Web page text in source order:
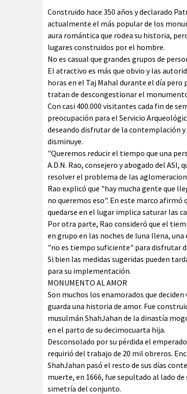
Construido hace 350 años y declarado
actualmente el más popular de los
aura romántica que rodea su historia,
lugares construidos por el hombre.
No es casual que grandes grupos de
El atractivo es más que obvio y las
horas en el Taj Mahal durante el día
tratan de descongestionar el
Con casi 400.000 visitantes cada fin de
preocupación para el Servicio
deseando disfrutar de la contemplación
disminuye.
"Queremos reducir el tiempo que una
A.D.N. Rao, consejero y abogado del
resolver el problema de las
Rao explicó que "hay mucha gente que
no queremos eso". En este marco
quedarse en el lugar implica saturar las
Por otra parte, Rao consideró que el
en grupo en las noches de luna llena,
"no es tiempo suficiente" para disfrutar
Si bien las medidas sugeridas pueden
para su implementación.
MONUMENTO AL AMOR
Son muchos los enamorados que
guarda una historia de amor. Fue
musulmán ShahJahan de la dinastía
en el parto de su decimocuarta hija.
Desconsolado por su pérdida el
requirió del trabajo de 20 mil obreros.
ShahJahan pasó el resto de sus días
muerte, en 1666, fue sepultado al lado
simetría del conjunto.